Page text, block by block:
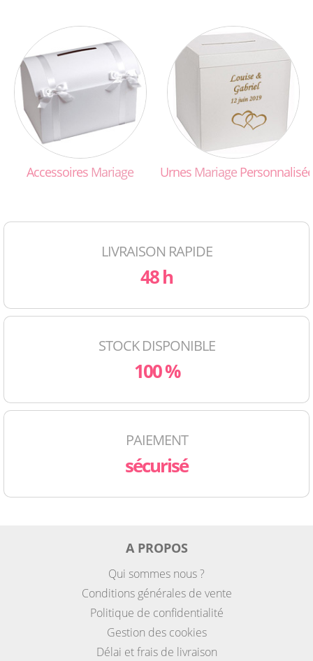
Accessoires Mariage Urnes Mariage
LIVRAISON RAPIDE
48 h
STOCK DISPONIBLE
100 %
PAIEMENT
sécurisé
A PROPOS
Qui sommes nous ?
Conditions générales de vente
Politique de confidentialité
Gestion des cookies
Délai et frais de livraison